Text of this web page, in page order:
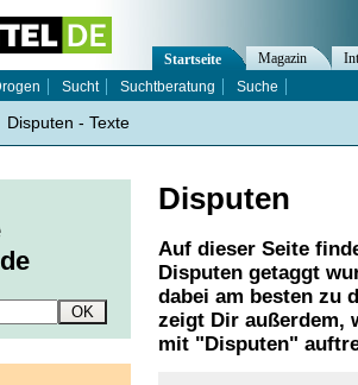
Disputen
Auf dieser Seite
Disputen getaggt
dabei am besten zu
zeigt Dir außerdem,
mit " Disputen"
Startseite Magazin
Sucht Suchtberatung Suche
Disputen - Texte